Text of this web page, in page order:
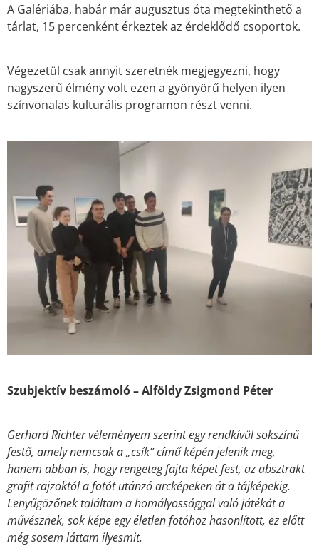
A Galériába, habár már augusztus óta megtekinthető a
tárlat, 15 percenként érkeztek az érdeklődő csoportok.
Végezetül csak annyit szeretnék megjegyezni, hogy
nagyszerű élmény volt ezen a gyönyörű helyen ilyen
színvonalas kulturális programon részt venni.
Szubjektív beszámoló – Alföldy Zsigmond Péter
Gerhard Richter véleményem szerint egy rendkívül sokszínű
festő, amely nemcsak a „csík” című képén jelenik meg,
hanem abban is, hogy rengeteg fajta képet fest, az absztrakt
grafit rajzoktól a fotót utánzó arcképeken át a tájképekig.
Lenyűgözőnek találtam a homályossággal való játékát a
művésznek, sok képe egy életlen fotóhoz hasonlított, ez előtt
még sosem láttam ilyesmit.